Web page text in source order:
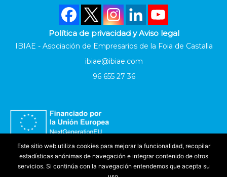
Política de privacidad y Aviso legal
IBIAE - Asociación de Empresarios de la Foia de Castalla
ibiae@ibiae.com
96 655 27 36
Este sitio web utiliza cookies para mejorar la funcionalidad, recopilar
estadísticas anónimas de navegación e integrar contenido de otros
servicios. Si continúa con la navegación entendemos que acepta su